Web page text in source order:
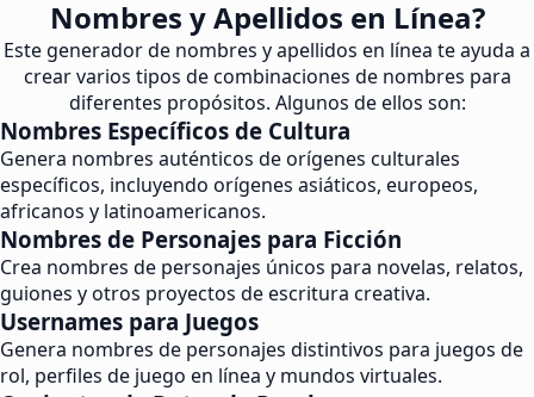
Nombres y Apellidos en Línea?
Este generador de nombres y apellidos en línea te ayuda a
crear varios tipos de combinaciones de nombres para
diferentes propósitos. Algunos de ellos son:
Nombres Específicos de Cultura
Genera nombres auténticos de orígenes culturales
específicos, incluyendo orígenes asiáticos, europeos,
africanos y latinoamericanos.
Nombres de Personajes para Ficción
Crea nombres de personajes únicos para novelas, relatos,
guiones y otros proyectos de escritura creativa.
Usernames para Juegos
Genera nombres de personajes distintivos para juegos de
rol, perfiles de juego en línea y mundos virtuales.